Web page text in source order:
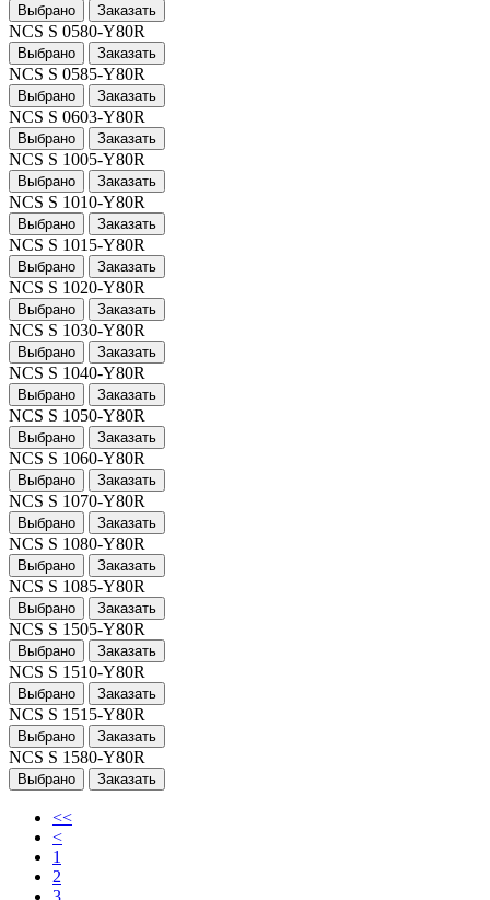
Выбрано Заказать
NCS S 0580-Y80R
Выбрано Заказать
NCS S 0585-Y80R
Выбрано Заказать
NCS S 0603-Y80R
Выбрано Заказать
NCS S 1005-Y80R
Выбрано Заказать
NCS S 1010-Y80R
Выбрано Заказать
NCS S 1015-Y80R
Выбрано Заказать
NCS S 1020-Y80R
Выбрано Заказать
NCS S 1030-Y80R
Выбрано Заказать
NCS S 1040-Y80R
Выбрано Заказать
NCS S 1050-Y80R
Выбрано Заказать
NCS S 1060-Y80R
Выбрано Заказать
NCS S 1070-Y80R
Выбрано Заказать
NCS S 1080-Y80R
Выбрано Заказать
NCS S 1085-Y80R
Выбрано Заказать
NCS S 1505-Y80R
Выбрано Заказать
NCS S 1510-Y80R
Выбрано Заказать
NCS S 1515-Y80R
Выбрано Заказать
NCS S 1580-Y80R
Выбрано Заказать
<<
<
1
2
3